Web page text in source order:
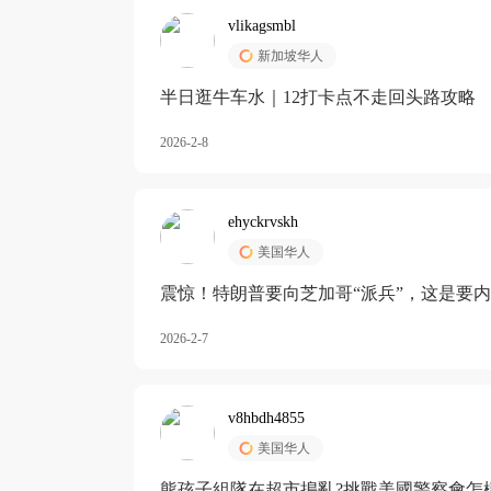
vlikagsmbl
新加坡华人
半日逛牛车水｜12打卡点不走回头路攻略
2026-2-8
ehyckrvskh
美国华人
震惊！特朗普要向芝加哥“派兵”，这是要
2026-2-7
v8hbdh4855
美国华人